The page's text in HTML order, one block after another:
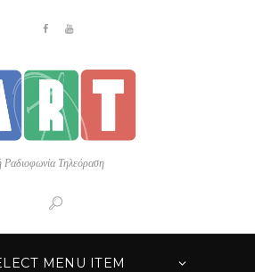
Ραδιοφωνία Τηλεόραση
MENU ITEM